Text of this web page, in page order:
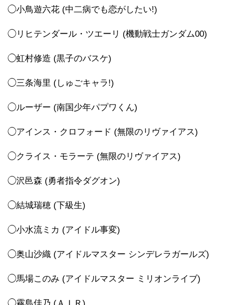
◯小鳥遊六花 (中二病でも恋がしたい!)
◯リヒテンダール・ツエーリ (機動戦士ガンダム00)
◯虹村修造 (黒子のバスケ)
◯三条海里 (しゅごキャラ!)
◯ルーザー (南国少年パプワくん)
◯アインス・クロフォード (無限のリヴァイアス)
◯クライス・モラーテ (無限のリヴァイアス)
◯沢邑森 (勇者指令ダグオン)
◯結城瑞穂 (下級生)
◯小水流ミカ (アイドル事変)
◯奥山沙織 (アイドルマスター シンデレラガールズ)
◯馬場このみ (アイドルマスター ミリオンライブ)